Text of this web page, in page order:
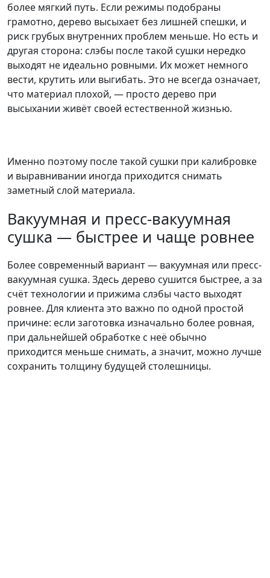
более мягкий путь. Если режимы подобраны
грамотно, дерево высыхает без лишней спешки, и
риск грубых внутренних проблем меньше. Но есть и
другая сторона: слэбы после такой сушки нередко
выходят не идеально ровными. Их может немного
вести, крутить или выгибать. Это не всегда означает,
что материал плохой, — просто дерево при
высыхании живёт своей естественной жизнью.
Именно поэтому после такой сушки при калибровке
и выравнивании иногда приходится снимать
заметный слой материала.
Вакуумная и пресс-вакуумная
сушка — быстрее и чаще ровнее
Более современный вариант — вакуумная или пресс-
вакуумная сушка. Здесь дерево сушится быстрее, а за
счёт технологии и прижима слэбы часто выходят
ровнее. Для клиента это важно по одной простой
причине: если заготовка изначально более ровная,
при дальнейшей обработке с неё обычно
приходится меньше снимать, а значит, можно лучше
сохранить толщину будущей столешницы.